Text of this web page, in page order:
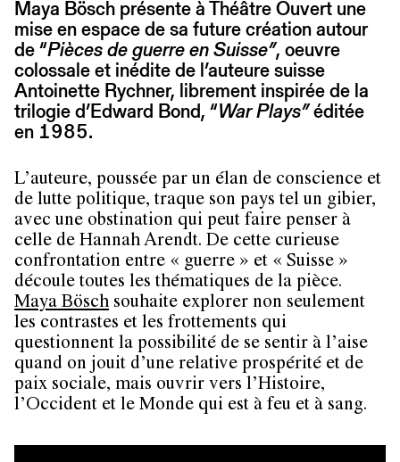
Maya Bösch présente à Théâtre Ouvert une
mise en espace de sa future création autour
de “Pièces de guerre en Suisse”, oeuvre
colossale et inédite de l’auteure suisse
Antoinette Rychner, librement inspirée de la
trilogie d’Edward Bond, “War Plays”éditée
en 1985.
L’auteure, poussée par un élan de conscience et
de lutte politique, traque son pays tel un gibier,
avec une obstination qui peut faire penser à
celle de Hannah Arendt. De cette curieuse
confrontation entre « guerre » et « Suisse »
découle toutes les thématiques de la pièce.
Maya Bösch souhaite explorer non seulement
les contrastes et les frottements qui
questionnent la possibilité de se sentir à l’aise
quand on jouit d’une relative prospérité et de
paix sociale, mais ouvrir vers l’Histoire,
l’Occident et le Monde qui est à feu et à sang.